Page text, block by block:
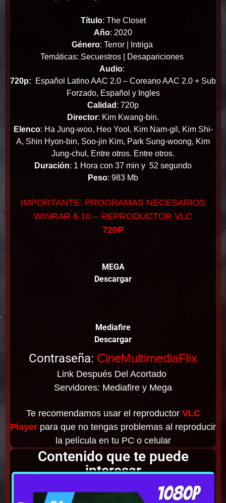
Título: The Closet
Año: 2020
Género: Terror | Intriga
Temáticas: Secuestros | Desapariciones
Audio:
720p:
Español Latino AAC 2.0 – Coreano AAC 2.0 + Sub
Forzado, Español y Ingles
Calidad : 720p
Director: Kim Kwang-bin.
Elenco: Ha Jung-woo, Heo Yool, Kim Nam-gil, Kim Shi-
A, Shin Hyon-bin, Soo-jin Kim, Park Sung-woong, Kim
Jung-chul, Entre otros. Entre otros.
Duración: 1 Hora con 37 min y 52 segundo
Peso: 983 Mb
IMPORTANTE: PROGRAMAS NECESARIOS
WINRAR 6.10 – REPRODUCTOR VLC
720P
MEGA
Descargar
Mediafire
Descargar
Contraseña: CineMultimediaFlix
Link Después Del Acortado
Servidores: Mediafire y Mega
Te recomendamos usar el reproductor VLC
Player para que no tengas problemas al reproducir
la película en tu PC o celular
Contenido que te puede
interesar